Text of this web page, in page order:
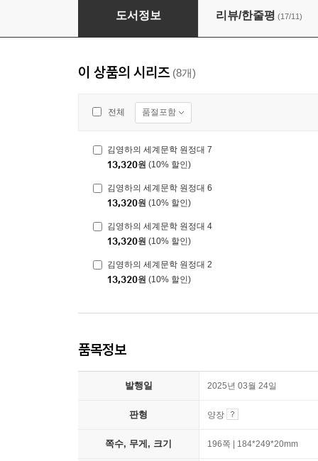
김영하의 세계문학 원정대 5
도서정보 리뷰/한줄평 (17/11)
이 상품의 시리즈 (8개)
전체 품절포함
김영하의 세계문학 원정대 7
13,320원 (10% 할인)
김영하의 세계문학 원정대 6
13,320원 (10% 할인)
김영하의 세계문학 원정대 4
13,320원 (10% 할인)
김영하의 세계문학 원정대 2
13,320원 (10% 할인)
품목정보
발행일 2025년 03월 24일
판형 양장
쪽수, 무게, 크기 196쪽 | 184*249*20mm